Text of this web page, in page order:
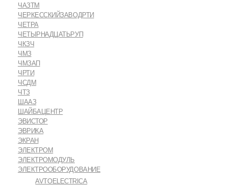
ЧАЗТМ
ЧЕРКЕССКИЙЗАВОДРТИ
ЧЕТРА
ЧЕТЫРНАДЦАТЬРУП
ЧКЗЧ
ЧМЗ
ЧМЗАП
ЧРТИ
ЧСДМ
ЧТЗ
ШААЗ
ШАЙБАЦЕНТР
ЭВИСТОР
ЭВРИКА
ЭКРАН
ЭЛЕКТРОМ
ЭЛЕКТРОМОДУЛЬ
ЭЛЕКТРООБОРУДОВАНИЕ
AVTOELECTRICA